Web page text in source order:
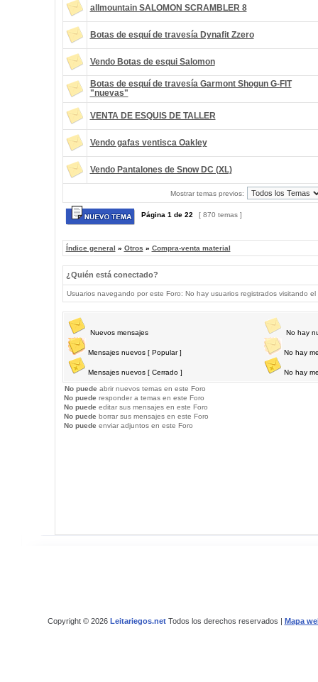
allmountain SALOMON SCRAMBLER 8
Botas de esquí de travesía Dynafit Zzero
Vendo Botas de esqui Salomon
Botas de esquí de travesía Garmont Shogun G-FIT
"nuevas"
VENTA DE ESQUIS DE TALLER
Vendo gafas ventisca Oakley
Vendo Pantalones de Snow DC (XL)
Mostrar temas previos:
Página 1 de 22 [ 870 temas ]
Índice general » Otros » Compra-venta material
¿Quién está conectado?
Usuarios navegando por este Foro: No hay usuarios registrados visitando
Nuevos mensajes
Mensajes nuevos [ Popular ]
Mensajes nuevos [ Cerrado ]
No hay
No hay
No hay
No puede abrir nuevos temas en este Foro
No puede responder a temas en este Foro
No puede editar sus mensajes en este Foro
No puede borrar sus mensajes en este Foro
No puede enviar adjuntos en este Foro
Copyright © 2026 Leitariegos.netTodos los derechos reservados | Mapa